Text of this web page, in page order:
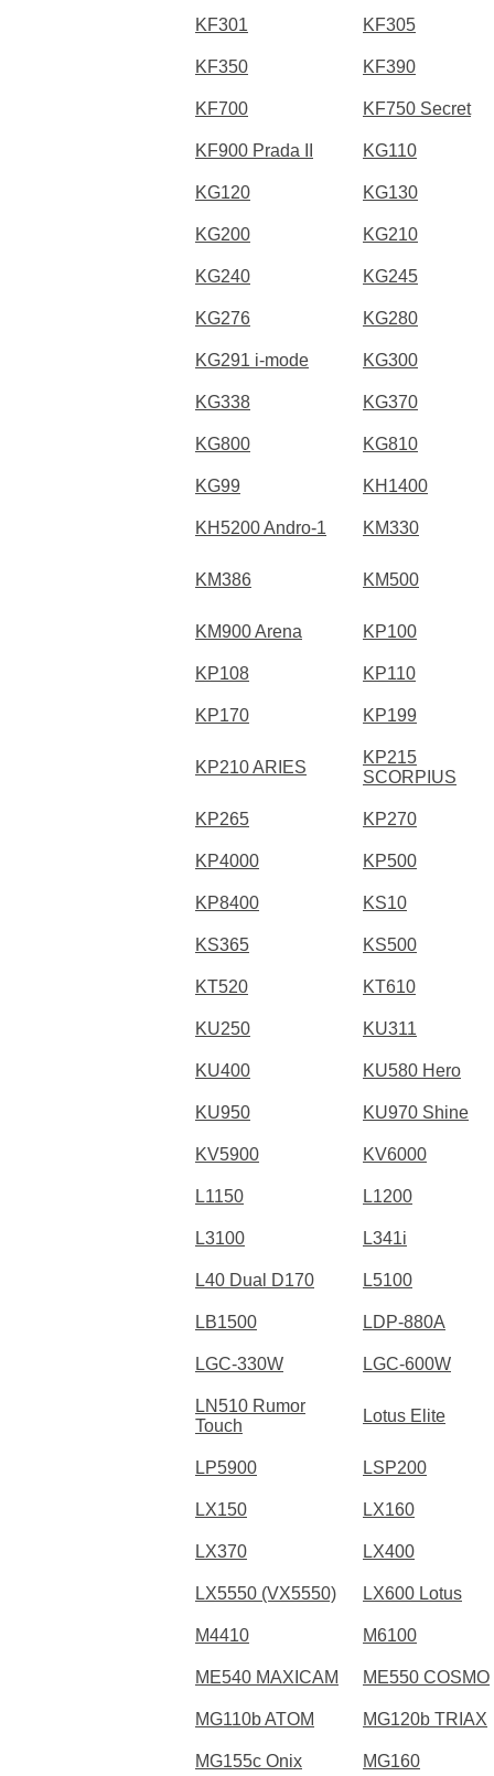
KF301 KF305
KF350 KF390
KF700 KF750 Secret
KF900 Prada II KG110
KG120 KG130
KG200 KG210
KG240 KG245
KG276 KG280
KG291 i-mode KG300
KG338 KG370
KG800 KG810
KG99 KH1400
KH5200 Andro-1 KM330
KM386 KM500
KM900 Arena KP100
KP108 KP110
KP170 KP199
KP210 ARIES
KP215
SCORPIUS
KP265 KP270
KP4000 KP500
KP8400 KS10
KS365 KS500
KT520 KT610
KU250 KU311
KU400 KU580 Hero
KU950 KU970 Shine
KV5900 KV6000
L1150 L1200
L3100 L341i
L40 Dual D170 L5100
LB1500 LDP-880A
LGC-330W LGC-600W
LN510 Rumor
Touch
Lotus Elite
LP5900 LSP200
LX150 LX160
LX370 LX400
LX5550 (VX5550) LX600 Lotus
M4410 M6100
ME540 MAXICAM ME550 COSMO
MG110b ATOM MG120b TRIAX
MG155c Onix MG160